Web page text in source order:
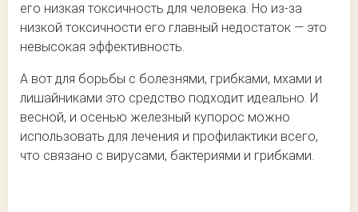
его низкая токсичность для человека. Но из-за
низкой токсичности его главный недостаток — это
невысокая эффективность.
А вот для борьбы с болезнями, грибками, мхами и
лишайниками это средство подходит идеально. И
весной, и осенью железный купорос можно
использовать для лечения и профилактики всего,
что связано с вирусами, бактериями и грибками.